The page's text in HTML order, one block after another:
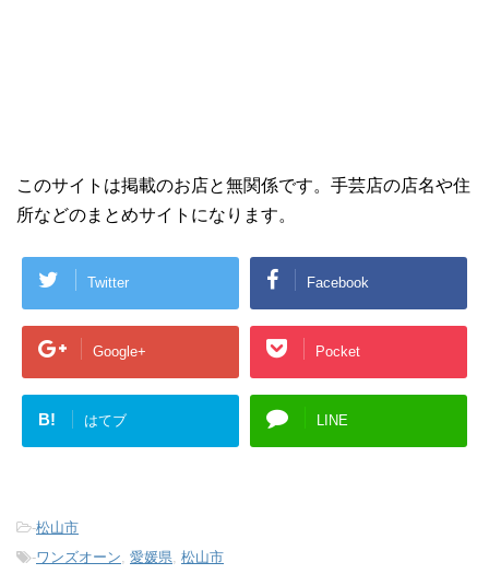
このサイトは掲載のお店と無関係です。手芸店の店名や住
所などのまとめサイトになります。
Twitter Facebook
Google+ Pocket
B! はてブ LINE
-松山市
-ワンズオーン 愛媛県 松山市